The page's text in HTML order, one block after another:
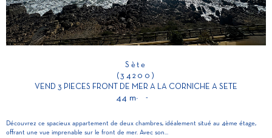
Sète
(34200)
VEND 3 PIECES FRONT DE MER A LA CORNICHE A SETE
44 m² -
Découvrez ce spacieux appartement de deux chambres, idéalement situé au 4ème étage,
offrant une vue imprenable sur le front de mer. Avec son...